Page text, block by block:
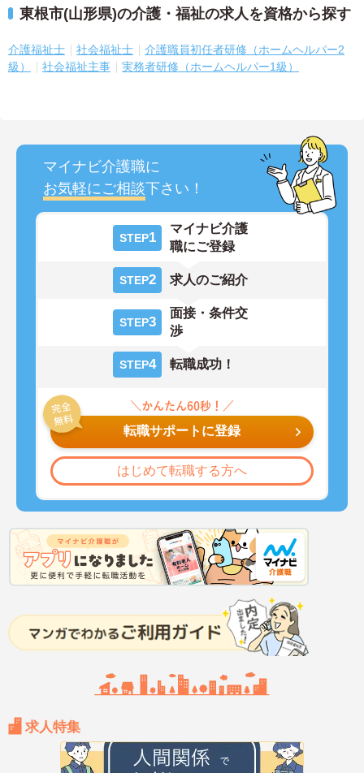
東根市(山形県)の介護・福祉の求人を資格から探す
介護福祉士 社会福祉士
介護職員初任者研修（ホームヘルパー2
級）
社会福祉主事 実務者研修（ホームヘルパー1級）
マイナビ介護職に
お気軽にご相談下さい！
STEP1
マイナビ介護
職にご登録
STEP2 求人のご紹介
STEP3
面接・条件交
渉
STEP4 転職成功！
転職サポートに登録
はじめて転職する方へ
求人特集